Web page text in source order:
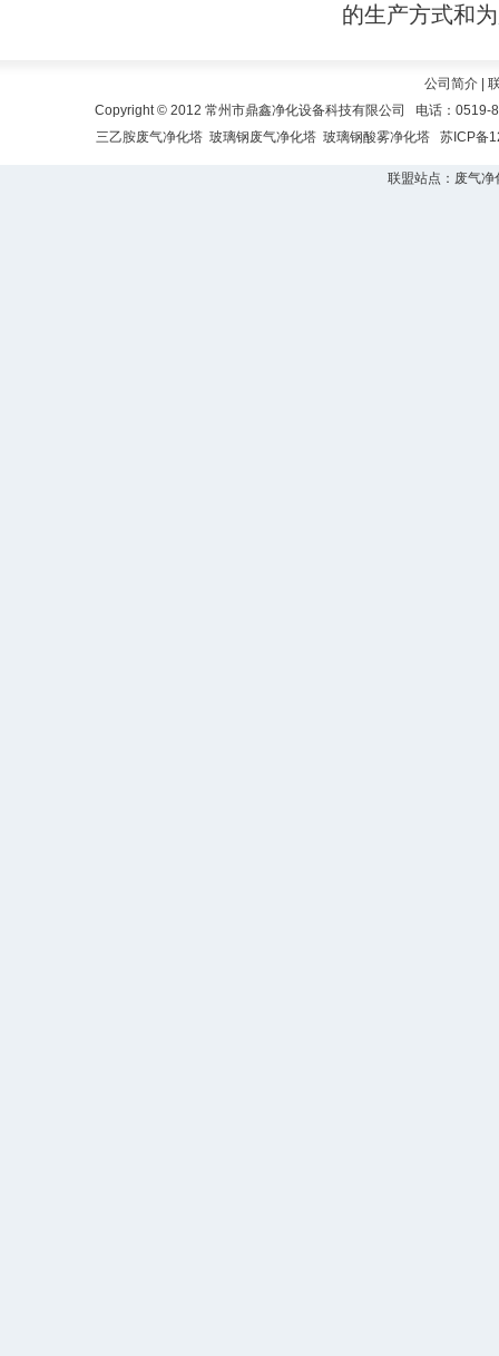
的生产方式和
公司简介|
Copyright © 2012 常州市鼎鑫净化设备科技有限公司 电话：
三乙胺废气净化塔 玻璃钢废气净化塔 玻璃钢酸雾净化塔 苏ICP备
联盟站点： 废气净